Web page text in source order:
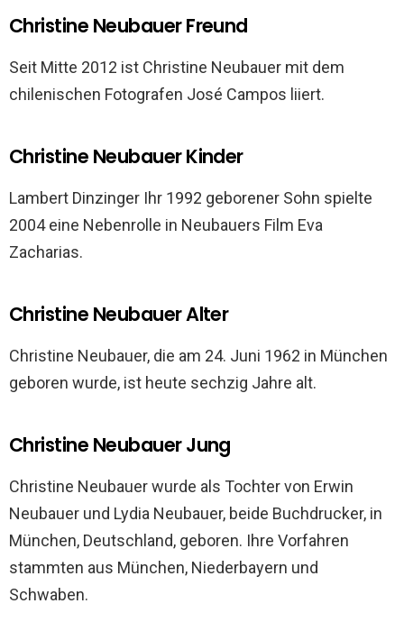
Christine Neubauer Freund
Seit Mitte 2012 ist Christine Neubauer mit dem
chilenischen Fotografen José Campos liiert.
Christine Neubauer Kinder
Lambert Dinzinger Ihr 1992 geborener Sohn spielte
2004 eine Nebenrolle in Neubauers Film Eva
Zacharias.
Christine Neubauer Alter
Christine Neubauer, die am 24. Juni 1962 in München
geboren wurde, ist heute sechzig Jahre alt.
Christine Neubauer Jung
Christine Neubauer wurde als Tochter von Erwin
Neubauer und Lydia Neubauer, beide Buchdrucker, in
München, Deutschland, geboren. Ihre Vorfahren
stammten aus München, Niederbayern und
Schwaben.